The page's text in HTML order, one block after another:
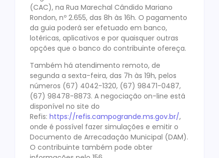
(CAC), na Rua Marechal Cândido Mariano
Rondon, nº 2.655, das 8h às 16h. O pagamento
da guia poderá ser efetuado em banco,
lotéricas, aplicativos e por quaisquer outras
opções que o banco do contribuinte ofereça.
Também há atendimento remoto, de
segunda a sexta-feira, das 7h às 19h, pelos
números (67) 4042-1320, (67) 98471-0487,
(67) 98478-8873. A negociação on-line está
disponível no site do
Refis: https://refis.campogrande.ms.gov.br/,
onde é possível fazer simulações e emitir o
Documento de Arrecadação Municipal (DAM).
O contribuinte também pode obter